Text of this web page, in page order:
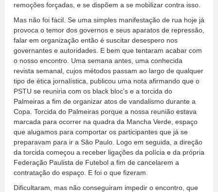
remoções forçadas, e se dispõem a se mobilizar contra isso.
Mas não foi fácil. Se uma simples manifestação de rua hoje já
provoca o temor dos governos e seus aparatos de repressão,
falar em organização então é suscitar desespero nos
governantes e autoridades. E bem que tentaram acabar com
o nosso encontro. Uma semana antes, uma conhecida
revista semanal, cujos métodos passam ao largo de qualquer
tipo de ética jornalística, publicou uma nota afirmando que o
PSTU se reuniria com os black bloc’s e a torcida do
Palmeiras a fim de organizar atos de vandalismo durante a
Copa. Torcida do Palmeiras porque a nossa reunião estava
marcada para ocorrer na quadra da Mancha Verde, espaço
que alugamos para comportar os participantes que já se
preparavam para ir a São Paulo. Logo em seguida, a direção
da torcida começou a receber ligações da polícia e da própria
Federação Paulista de Futebol a fim de cancelarem a
contratação do espaço. E foi o que fizeram.
Dificultaram, mas não conseguiram impedir o encontro, que